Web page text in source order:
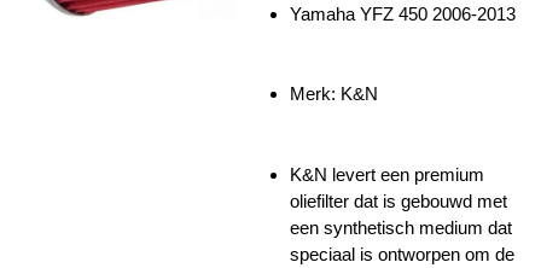
Yamaha YFZ 450 2006-2013
Merk: K&N
K&N levert een premium
oliefilter dat is gebouwd met
een synthetisch medium dat
speciaal is ontworpen om de